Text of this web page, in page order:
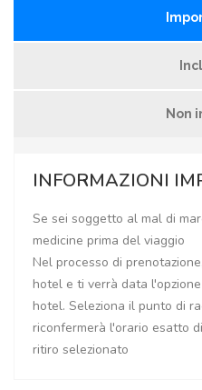
Non
INFORMAZIONI
Se sei soggetto al mal di
medicine prima del viaggio
Nel processo di
hotel e ti verrà data
hotel. Seleziona il punto di
riconfermerà l'orario esatto
ritiro selezionato